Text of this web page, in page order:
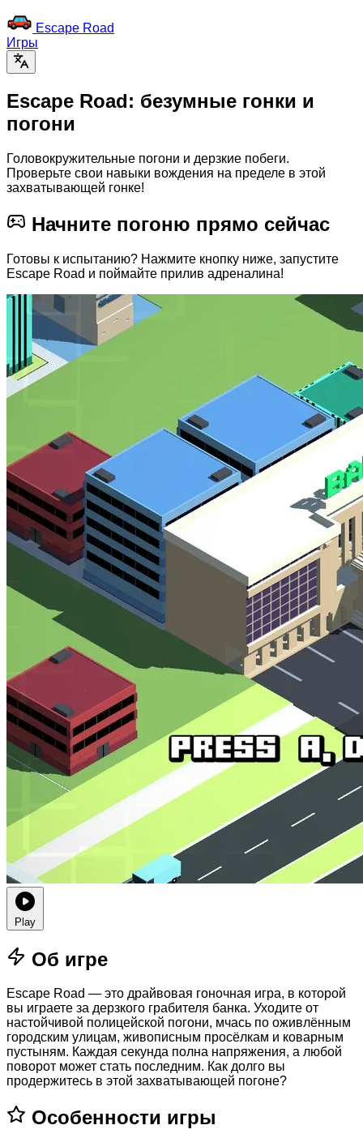
Escape Road
Игры
Escape Road: безумные гонки и
погони
Головокружительные погони и дерзкие побеги.
Проверьте свои навыки вождения на пределе в этой
захватывающей гонке!
Начните погоню прямо сейчас
Готовы к испытанию? Нажмите кнопку ниже, запустите
Escape Road и поймайте прилив адреналина!
Play
Об игре
Escape Road — это драйвовая гоночная игра, в которой
вы играете за дерзкого грабителя банка. Уходите от
настойчивой полицейской погони, мчась по оживлённым
городским улицам, живописным просёлкам и коварным
пустыням. Каждая секунда полна напряжения, а любой
поворот может стать последним. Как долго вы
продержитесь в этой захватывающей погоне?
Особенности игры